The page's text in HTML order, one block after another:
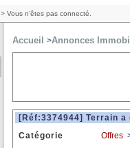
> Vous n'êtes pas connecté.
Accueil >Annonces
[Réf:3374944] Terrain
Catégorie
Offres